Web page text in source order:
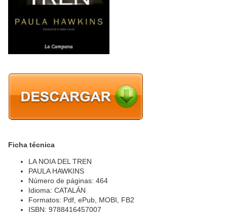
Ficha técnica
LA NOIA DEL TREN
PAULA HAWKINS
Número de páginas: 464
Idioma: CATALÁN
Formatos: Pdf, ePub, MOBI, FB2
ISBN: 9788416457007